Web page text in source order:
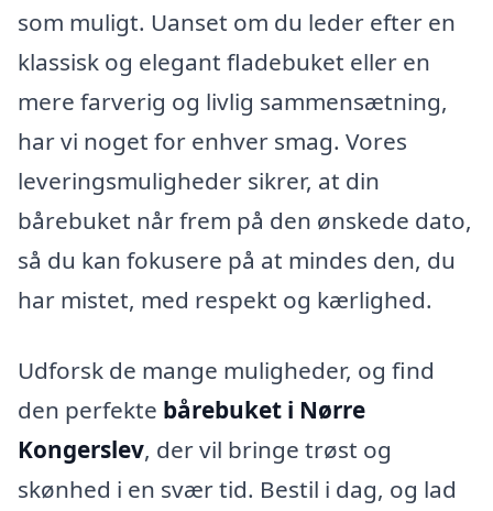
som muligt. Uanset om du leder efter en
klassisk og elegant fladebuket eller en
mere farverig og livlig sammensætning,
har vi noget for enhver smag. Vores
leveringsmuligheder sikrer, at din
bårebuket når frem på den ønskede dato,
så du kan fokusere på at mindes den, du
har mistet, med respekt og kærlighed.
Udforsk de mange muligheder, og find
den perfekte bårebuket i Nørre
Kongerslev, der vil bringe trøst og
skønhed i en svær tid. Bestil i dag, og lad